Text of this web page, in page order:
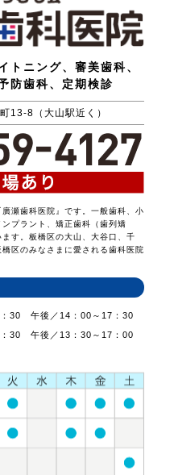
トニング、審美歯科、
防歯科、定期検診
13-8（大山駅近く）
瀬歯科医院』です。一般歯科、小
プラント、矯正歯科（歯列矯
す。板橋区の大山、大谷口、千
区のみなさまに愛される歯科医院
30 午後／14：00～17：30
30 午後／13：30～17：00